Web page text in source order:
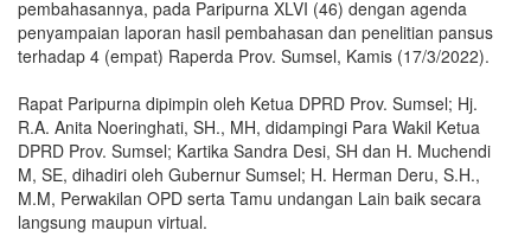
pembahasannya, pada Paripurna XLVI (46) dengan agenda
penyampaian laporan hasil pembahasan dan penelitian pansus
terhadap 4 (empat) Raperda Prov. Sumsel, Kamis (17/3/2022).
Rapat Paripurna dipimpin oleh Ketua DPRD Prov. Sumsel; Hj.
R.A. Anita Noeringhati, SH., MH, didampingi Para Wakil Ketua
DPRD Prov. Sumsel; Kartika Sandra Desi, SH dan H. Muchendi
M, SE, dihadiri oleh Gubernur Sumsel; H. Herman Deru, S.H.,
M.M, Perwakilan OPD serta Tamu undangan Lain baik secara
langsung maupun virtual.